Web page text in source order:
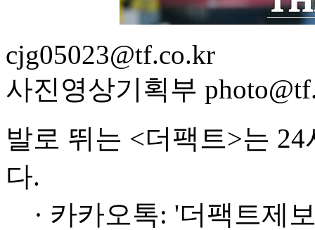
cjg05023@tf.co.kr
사진영상기획부
발로 뛰는 <더팩트>는
다.
· 카카오톡: '더팩트제